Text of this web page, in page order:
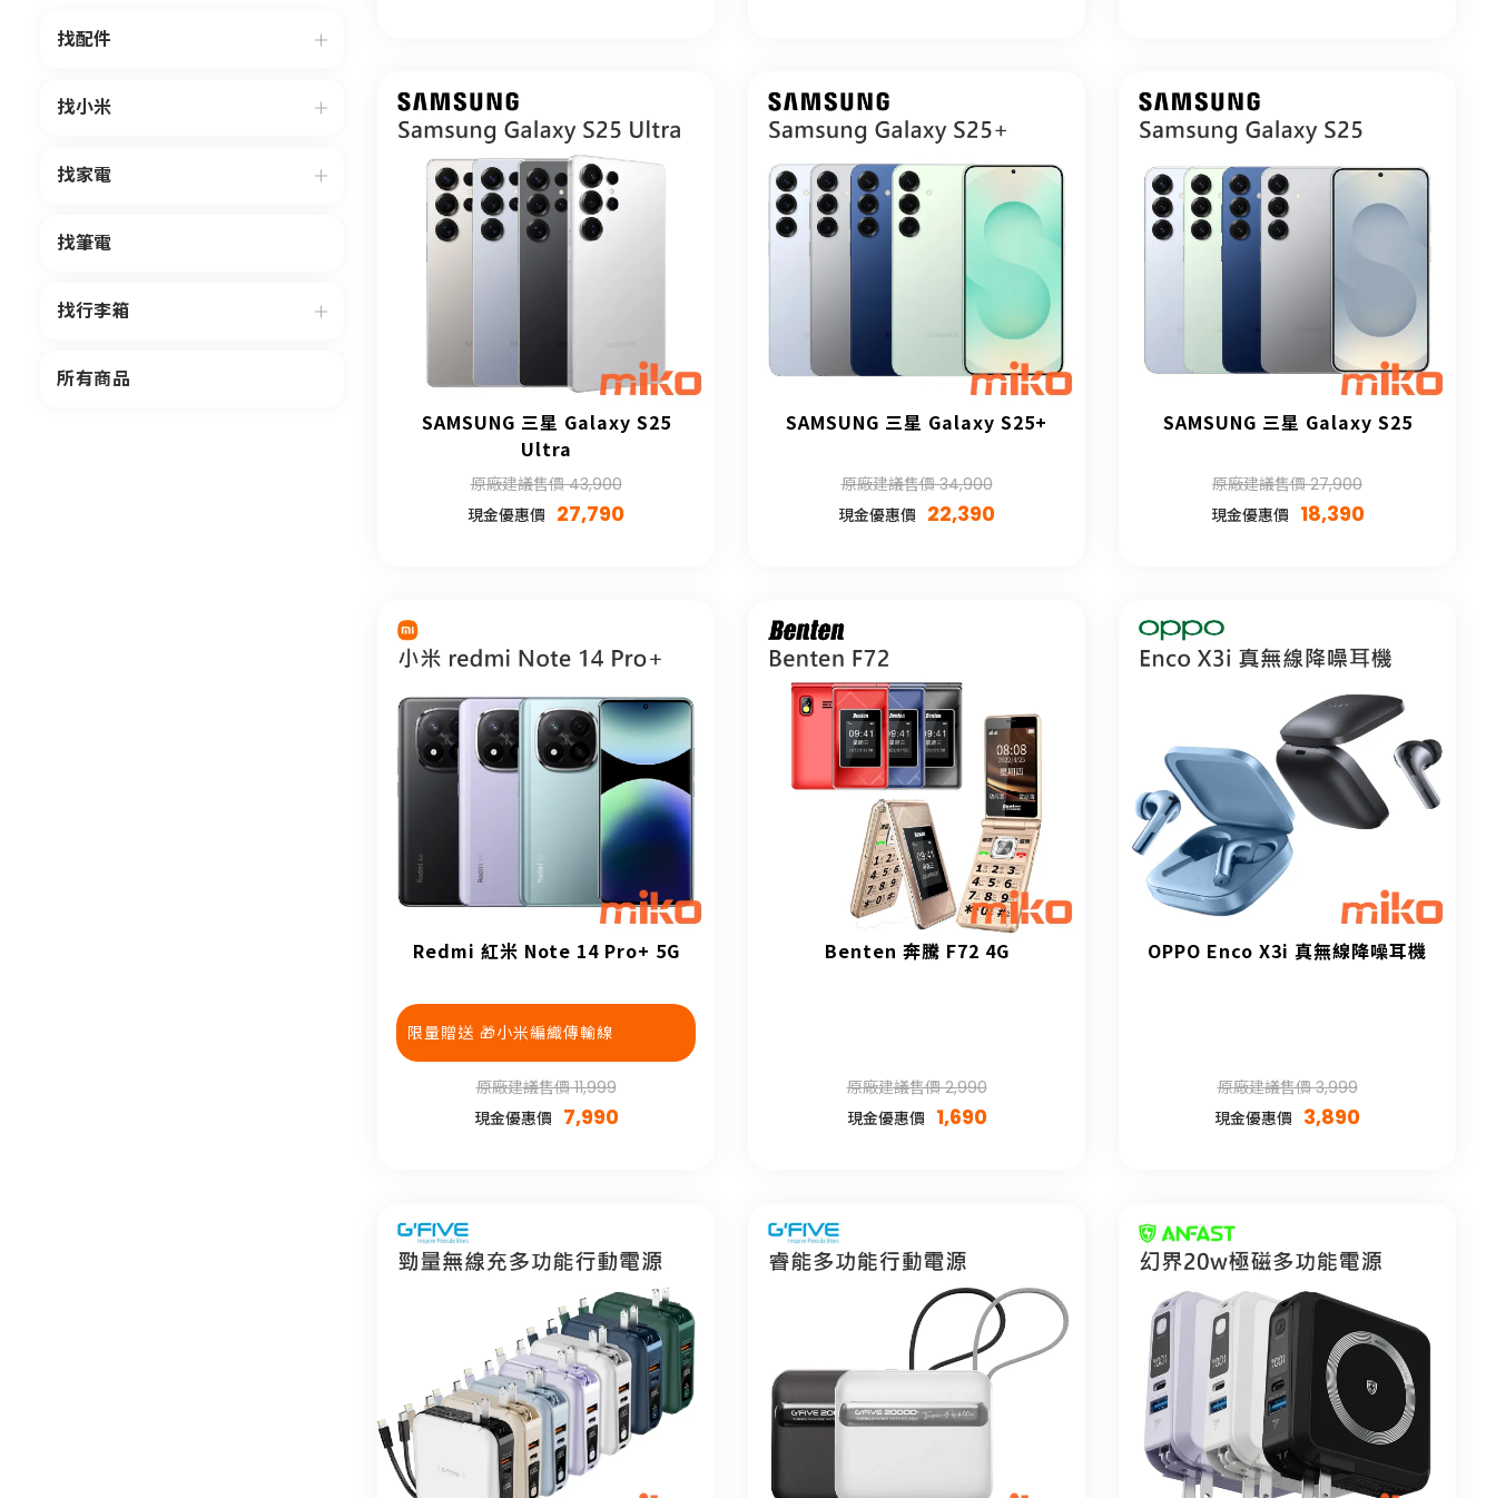
找配件
找小米
找家電
找筆電
找行李箱
所有商品
SAMSUNG 三星 Galaxy S25
Ultra
原廠建議售價 43,900
現金優惠價 27,790
SAMSUNG 三星 Galaxy S25+
原廠建議售價 34,900
現金優惠價 22,390
SAMSUNG 三星 Galaxy S25
原廠建議售價 27,900
現金優惠價 18,390
Redmi 紅米 Note 14 Pro+ 5G
限量贈送 🎁小米編織傳輸線
原廠建議售價 11,999
現金優惠價 7,990
Benten 奔騰 F72 4G
原廠建議售價 2,990
現金優惠價 1,690
OPPO Enco X3i 真無線降噪耳機
原廠建議售價 3,999
現金優惠價 3,890